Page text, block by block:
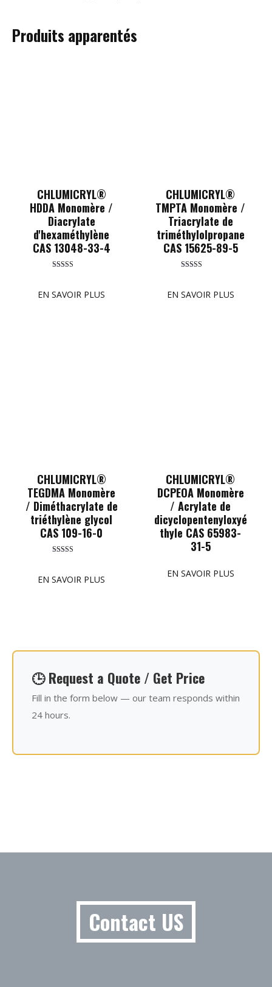
Produits apparentés
CHLUMICRYL®
HDDA Monomère /
Diacrylate
d'hexaméthylène
CAS 13048-33-4
out of 5
EN SAVOIR PLUS
CHLUMICRYL®
TMPTA Monomère /
Triacrylate de
triméthylolpropane
CAS 15625-89-5
out of 5
EN SAVOIR PLUS
CHLUMICRYL®
TEGDMA Monomère
/ Diméthacrylate de
triéthylène glycol
CAS 109-16-0
out of 5
EN SAVOIR PLUS
CHLUMICRYL®
DCPEOA Monomère
/ Acrylate de
dicyclopentenyloxyé
thyle CAS 65983-
31-5
EN SAVOIR PLUS
🕒 Request a Quote / Get Price
Fill in the form below — our team responds within
24 hours.
Contact US